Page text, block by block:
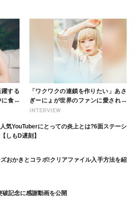
する
食べ
入に
INTERVIEW
「ワクワクの連鎖を作りたい」あさ
ぎーにょが世界のファンに愛される
理由【インタビュー】
人気YouTuberにとっての炎上とは?6面ステーシ
しもD遅刻】
おかきとコラボ!クリアファイル入手方法を紹
破記念に感謝動画を公開